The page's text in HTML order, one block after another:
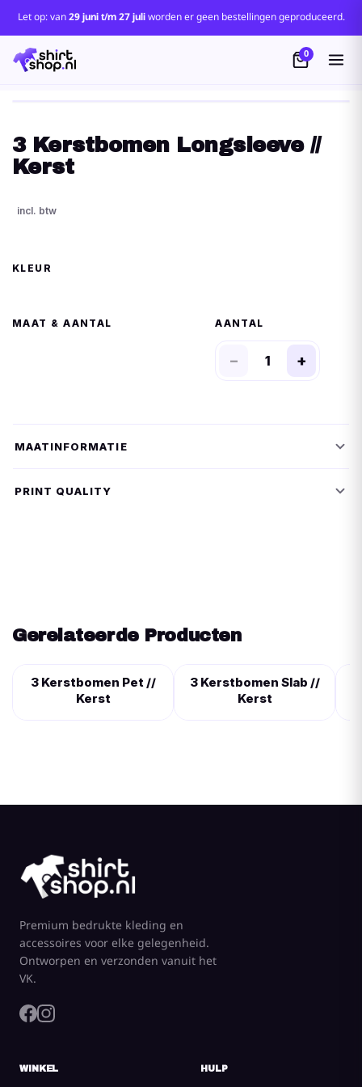
Let op: van29 juni t/m 27 juliworden er geen bestellingen geproduceerd.
0
3 Kerstbomen Longsleeve //
Kerst
MAAT
− +
MAATINFORMATIE
PRINT QUALITY
Gerelateerde Producten
3 Kerstbomen Pet //
Kerst
3 Kerstbomen Slab //
Kerst
Premium bedrukte kleding en
accessoires voor elke gelegenheid.
Ontworpen en verzonden vanuit het
VK.
WINKEL HULP